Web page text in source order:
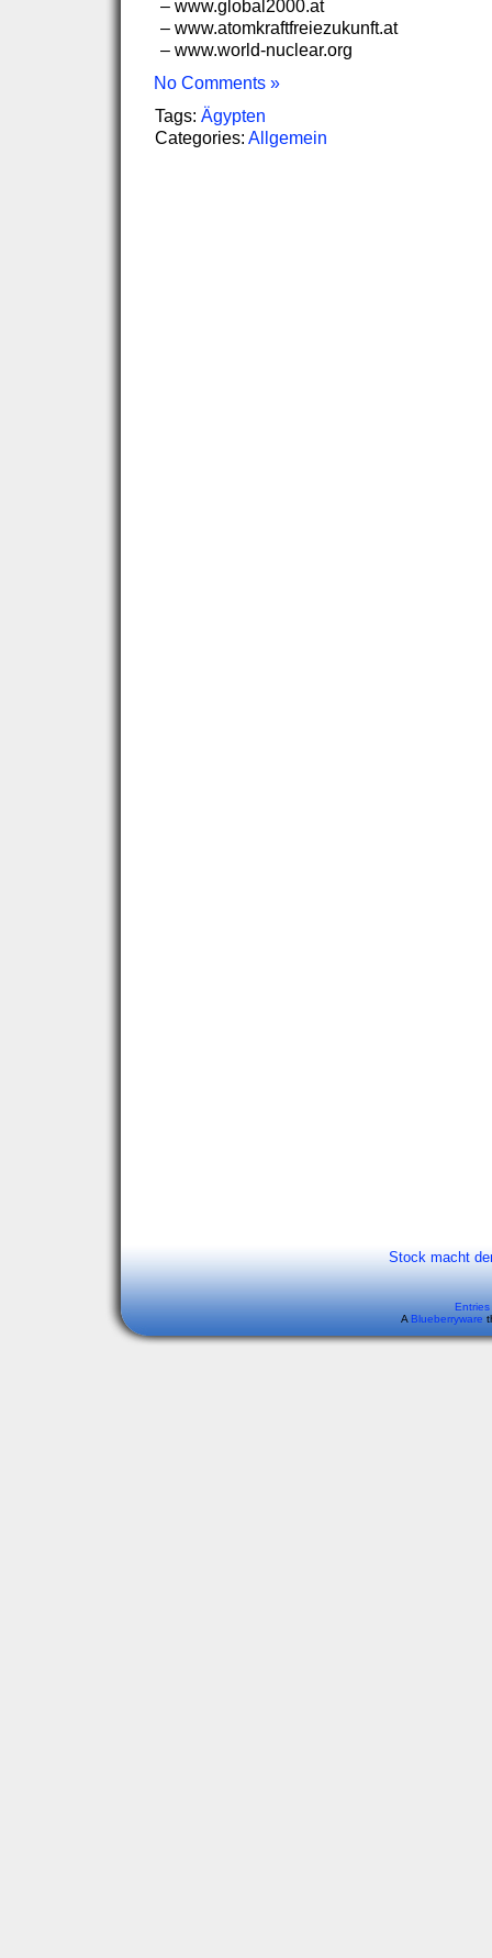
– www.global2000.at
– www.atomkraftfreiezukunft.at
– www.world-nuclear.org
No Comments »
Tags: Ägypten
Categories: Allgemein
Stock macht
A Blueberryware